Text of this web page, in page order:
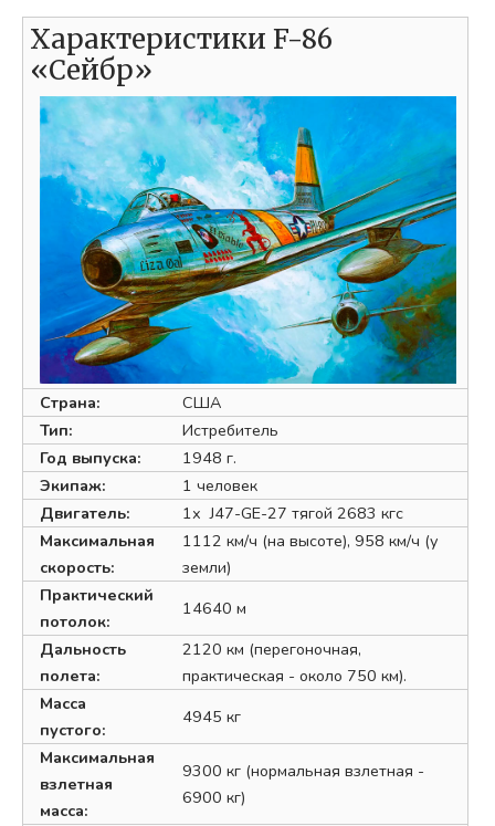
Характеристики F-86
«Сейбр»
Страна:
США
Тип:
Истребитель
Год выпуска:
1948 г.
Экипаж:
1 человек
Двигатель:
1х J47-GE-27 тягой 2683 кгс
Максимальная
скорость:
1112 км/ч (на высоте), 958 км/ч (у
земли)
Практический
потолок:
14640 м
Дальность
полета:
2120 км (перегоночная,
практическая - около 750 км).
Масса
пустого:
4945 кг
Максимальная
взлетная
масса:
9300 кг (нормальная взлетная -
6900 кг)